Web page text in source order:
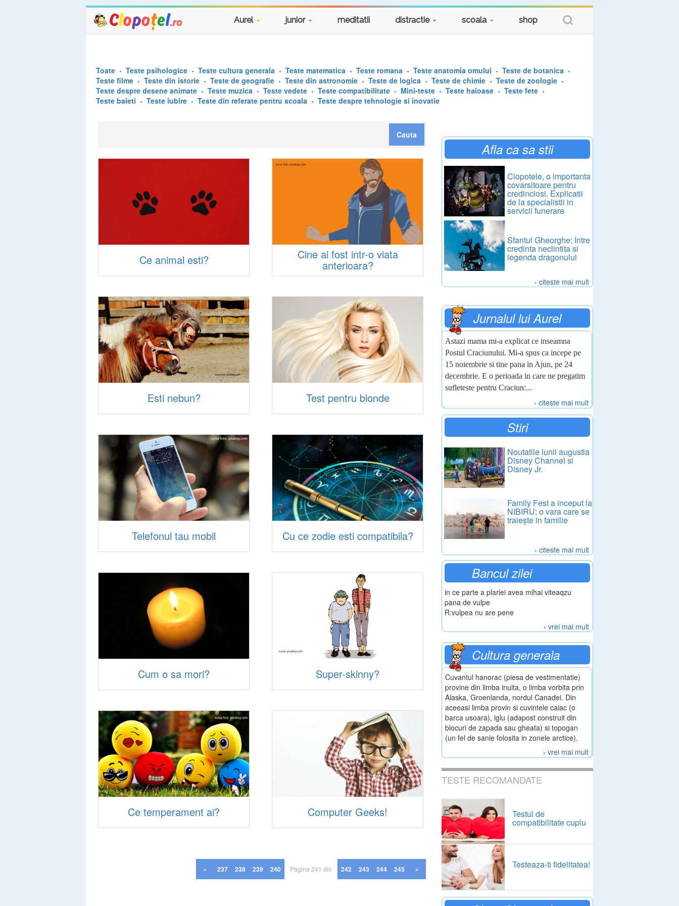
Aurel junior meditatii distractie scoala shop
Toate Teste psihologice Teste cultura generala Teste matematica Teste romana Teste anatomia omului
Teste de botanica
Teste filme
Teste din istorie Teste de geografie Teste din astronomie Teste de logica Teste de chimie
Teste de zoologie
Teste despre desene animate
Teste muzica Teste vedete Teste compatibilitate Mini-teste Teste haioase
Teste fete
Teste baieti
Teste iubire Teste din referate pentru scoala Teste despre tehnologie si inovatie
Ce animal esti? Cine ai fost intr-o viata
anterioara?
Esti nebun? Test pentru blonde
Telefonul tau mobil Cu ce zodie esti compatibila?
Cum o sa mori? Super-skinny?
Ce temperament ai? Computer Geeks!
« 237 238 239 240 Pagina 241 din 242 243 244 245 »
Afla ca sa stii
Clopotele, o importanta
covarsitoare pentru
credinciosi. Explicatii
de la specialistii in
servicii funerare
Sfantul Gheorghe: Intre
credinta neclintita si
legenda dragonului
› citeste mai mult
Jurnalul lui Aurel
Astazi mama mi-a explicat ce inseamna
Postul Craciunului. Mi-a spus ca incepe pe
15 noiembrie si tine pana in Ajun, pe 24
decembrie. E o perioada in care ne pregatim
sufleteste pentru Craciun:...
› citeste mai mult
Stiri
Noutatile lunii augustla
Disney Channel si
Disney Jr.
Family Fest a inceput la
NIBIRU: o vara care se
traiește in familie
› citeste mai mult
Bancul zilei
in ce parte a plariei avea mihai viteaqzu
pana de vulpe
R:vulpea nu are pene
› vrei mai mult
Cultura generala
Cuvantul hanorac (piesa de vestimentatie)
provine din limba inuita, o limba vorbita prin
Alaska, Groenlanda, nordul Canadei. Din
aceeasi limba provin si cuvintele caiac (o
barca usoara), iglu (adapost construit din
blocuri de zapada sau gheata) si topogan
(un fel de sanie folosita in zonele arctice).
› vrei mai mult
TESTE RECOMANDATE
Testul de
compatibilitate cuplu
Testeaza-ti fidelitatea!